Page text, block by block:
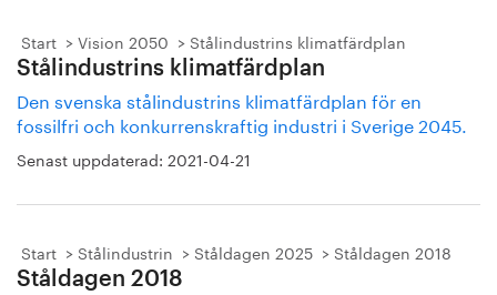
Start Vision 2050 Stålindustrins klimatfärdplan
Stålindustrins klimatfärdplan
Den svenska stålindustrins klimatfärdplan för en
fossilfri och konkurrenskraftig industri i Sverige 2045.
Senast uppdaterad: 2021-04-21
Start Stålindustrin Ståldagen 2025 Ståldagen 2018
Ståldagen 2018